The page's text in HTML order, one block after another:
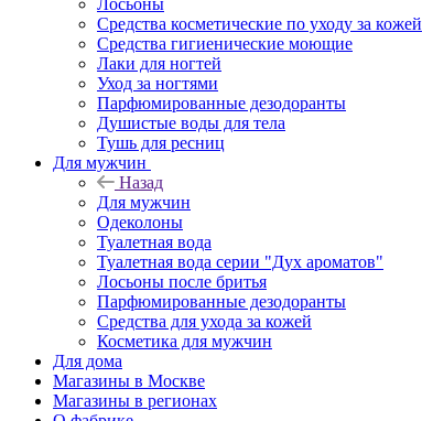
Лосьоны
Средства косметические по уходу за кожей
Средства гигиенические моющие
Лаки для ногтей
Уход за ногтями
Парфюмированные дезодоранты
Душистые воды для тела
Тушь для ресниц
Для мужчин
Назад
Для мужчин
Одеколоны
Туалетная вода
Туалетная вода серии "Дух ароматов"
Лосьоны после бритья
Парфюмированные дезодоранты
Средства для ухода за кожей
Косметика для мужчин
Для дома
Магазины в Москве
Магазины в регионах